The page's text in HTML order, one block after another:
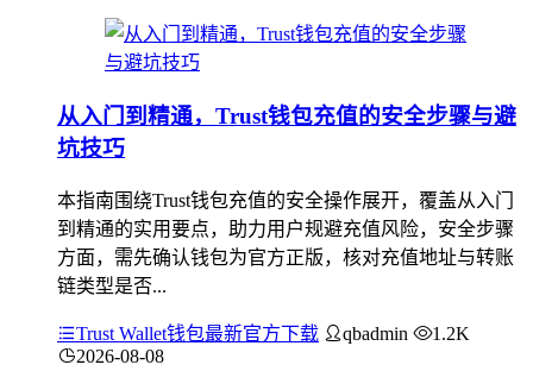
从入门到精通，Trust钱包充值的安全步骤与避
坑技巧
本指南围绕Trust钱包充值的安全操作展开，覆盖从入门
到精通的实用要点，助力用户规避充值风险，安全步骤
方面，需先确认钱包为官方正版，核对充值地址与转账
链类型是否...
Trust Wallet钱包最新官方下载 qbadmin
1.2K
2026-08-08